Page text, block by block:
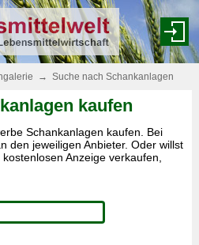
→ Suche nach Schankanlagen
kaufen
Schankanlagen kaufen. Bei
den jeweiligen Anbieter. Oder willst
Anzeige verkaufen,